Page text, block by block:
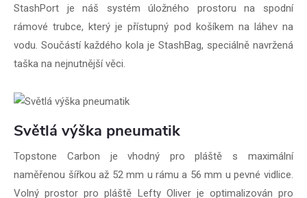
StashPort je náš systém úložného prostoru na spodní
rámové trubce, který je přístupný pod košíkem na láhev na
vodu. Součástí každého kola je StashBag, speciálně navržená
taška na nejnutnější věci.
Světlá výška pneumatik
Topstone Carbon je vhodný pro pláště s maximální
naměřenou šířkou až 52 mm u rámu a 56 mm u pevné vidlice.
Volný prostor pro pláště Lefty Oliver je optimalizován pro